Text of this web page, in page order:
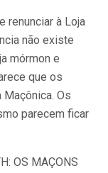
renunciar à Loja
não existe
mórmon e
que os
Os
parecem ficar
OS MAÇONS